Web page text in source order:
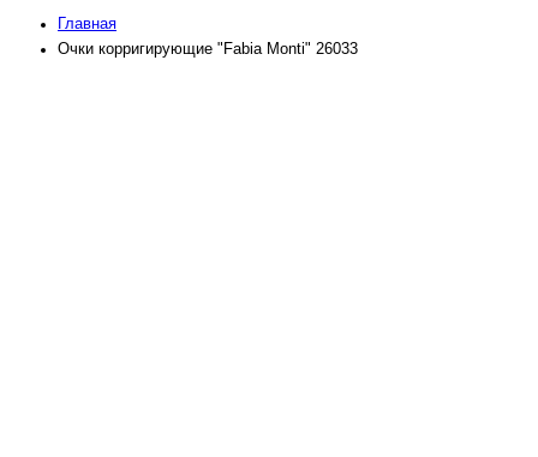
Главная
Очки корригирующие "Fabia Monti" 26033